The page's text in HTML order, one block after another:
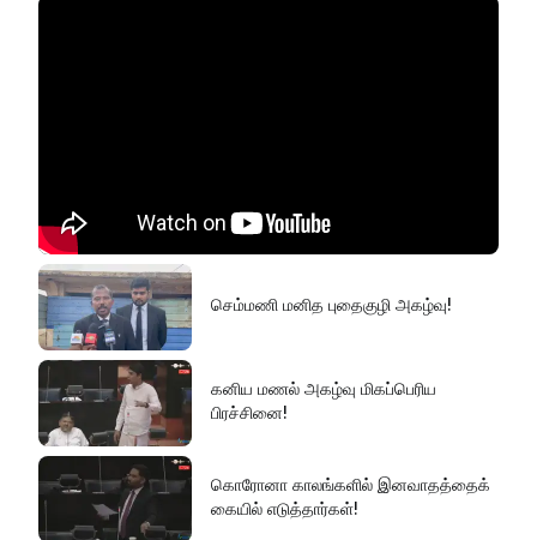
செம்மணி மனித புதைகுழி அகழ்வு!
கனிய மணல் அகழ்வு மிகப்பெரிய
பிரச்சினை!
கொரோனா காலங்களில் இனவாதத்தைக்
கையில் எடுத்தார்கள்!